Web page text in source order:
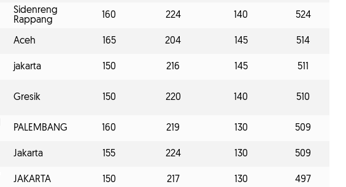
Sidenreng
Rappang
160 224 140 524
Aceh 165 204 145 514
jakarta 150 216 145 511
Gresik 150 220 140 510
PALEMBANG 160 219 130 509
Jakarta 155 224 130 509
JAKARTA 150 217 130 497